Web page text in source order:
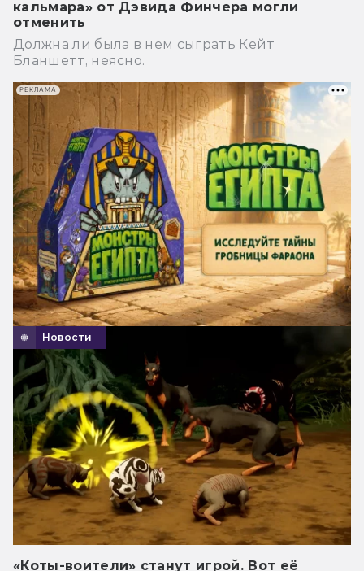
кальмара» от Дэвида Финчера могли
отменить
Должна ли была в нем сыграть Кейт
Бланшетт, неясно.
Новости
«Коты-воители» станут игрой. Вот её
РЕКЛАМА